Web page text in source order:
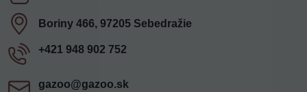
Boriny 466, 97205 Sebedražie
+421 948 902 752
gazoo​@gazoo​.sk